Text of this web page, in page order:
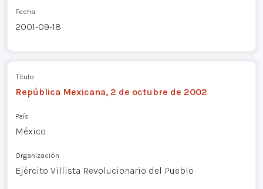
Fecha
2001-09-18
Título
República Mexicana, 2 de octubre de 2002
País
México
Organización
Ejército Villista Revolucionario del Pueblo